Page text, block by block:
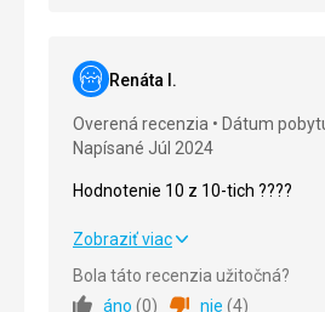
Okolie
Služby
Pláž
Supr
Renáta I.
Overená recenzia
Dátum
Napísané Júl 2024
Hodnotenie 10 z 10-tich ????
Hodnotenie 10 z 10-tich ????
Strava
Zobraziť viac
Bola táto recenzia užitočná?
áno (0) nie (4)